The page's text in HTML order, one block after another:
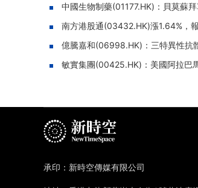
中國生物制藥(01177.HK)：貝莫蘇
南方港股通(03432.HK)漲1.64%，
億騰嘉和(06998.HK)：三特異性抗
敏實集團(00425.HK)：美國阿拉巴
承印：新時空傳媒有限公司